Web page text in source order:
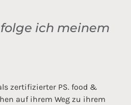
ich meinem
zertifizierter PS. food &
auf ihrem Weg zu ihrem